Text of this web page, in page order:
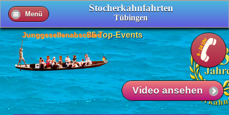
Menü
Stocherkahnfahrten
Tübingen
36 Top-Events
Junggesellenabschied
Video ansehen